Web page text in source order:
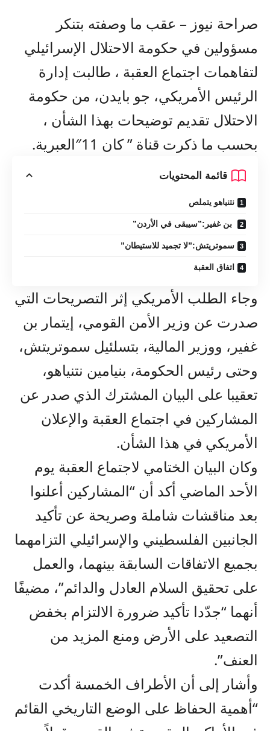
صراحة نيوز – عقب ما وصفته بتنكر
مسؤولين في حكومة الاحتلال الإسرائيلي
لتفاهمات اجتماع العقبة ، طالبت إدارة
الرئيس الأمريكي، جو بايدن، من حكومة
الاحتلال تقديم توضيحات بهذا الشأن ،
بحسب ما ذكرت قناة ” كان 11″العبرية.
قائمة المحتويات
نتنياهو يتملص
بن غفير:”سيبقى في الأردن”
سموتريتش:”لا تجميد للاستيطان”
اتفاق العقبة
وجاء الطلب الأمريكي إثر التصريحات التي
صدرت عن وزير الأمن القومي، إيتمار بن
غفير، ووزير المالية، بتسلئيل سموتريتش،
وحتى رئيس الحكومة، بنيامين نتنياهو،
تعقيبا على البيان المشترك الذي صدر عن
المشاركين في اجتماع العقبة والإعلان
الأمريكي في هذا الشأن.
وكان البيان الختامي لاجتماع العقبة يوم
الأحد الماضي أكد أن “المشاركين أعلنوا
بعد مناقشات شاملة وصريحة عن تأكيد
الجانبين الفلسطيني والإسرائيلي التزامهما
بجميع الاتفاقات السابقة بينهما، والعمل
على تحقيق السلام العادل والدائم”، مضيفًا
أنهما “جدّدا تأكيد ضرورة الالتزام بخفض
التصعيد على الأرض ومنع المزيد من
العنف”.
وأشار إلى أن الأطراف الخمسة أكدت
“أهمية الحفاظ على الوضع التاريخي القائم